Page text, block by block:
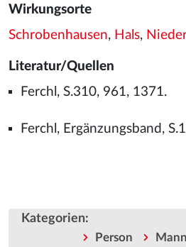
Wirkungsorte
Schrobenhausen, Hals,
Literatur/Quellen
Ferchl, S.310, 961, 1371.
Ferchl, Ergänzungsband,
Kategorien:
Person
Mann